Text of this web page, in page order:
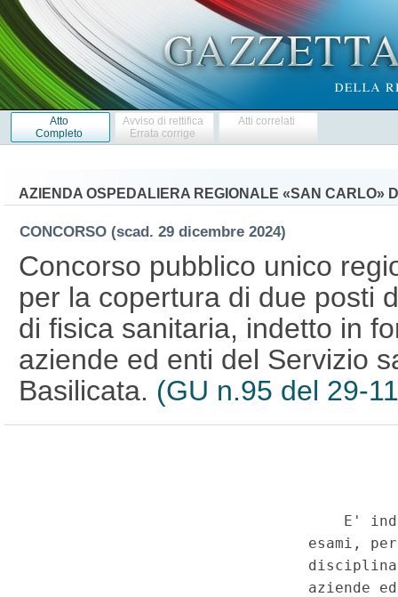
Atto
Completo
Avviso di rettifica
Errata corrige
Atti correlati
AZIENDA OSPEDALIERA REGIONALE «SAN CARLO»
CONCORSO (scad. 29 dicembre 2024)
Concorso pubblico unico
per la copertura di due posti
di fisica sanitaria, indetto in
aziende ed enti del Servizio
Basilicata. (GU n.95 del 29-